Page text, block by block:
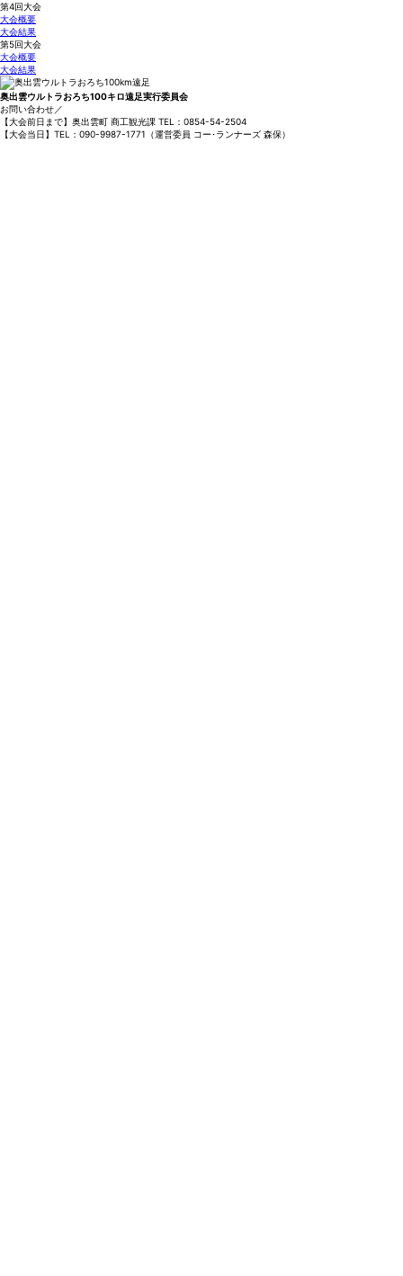
第4回大会
大会概要
大会結果
第5回大会
大会概要
大会結果
奥出雲ウルトラおろち100キロ遠足実行委員会
お問い合わせ／
【大会前日まで】奥出雲町 商工観光課 TEL：0854-54-2504
【大会当日】TEL：090-9987-1771（運営委員 コー･ランナーズ 森保）